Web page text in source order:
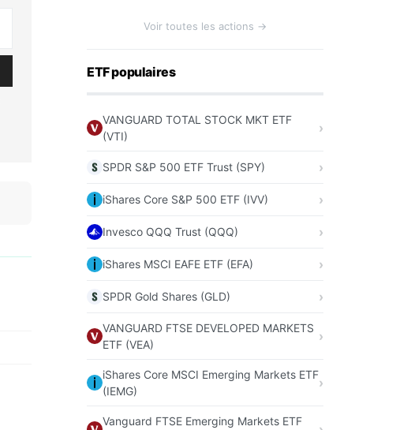
Voir toutes les actions →
ETF populaires
VANGUARD TOTAL STOCK MKT ETF
(VTI)
SPDR S&P 500 ETF Trust (SPY)
iShares Core S&P 500 ETF (IVV)
Invesco QQQ Trust (QQQ)
iShares MSCI EAFE ETF (EFA)
SPDR Gold Shares (GLD)
VANGUARD FTSE DEVELOPED MARKETS
ETF (VEA)
iShares Core MSCI Emerging Markets ETF
(IEMG)
Vanguard FTSE Emerging Markets ETF